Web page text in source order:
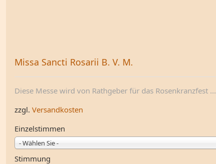
Missa Sancti Rosarii B. V. M.
Diese Messe wird von Rathgeber für das Rosenkranzfest ...
zzgl. Versandkosten
Einzelstimmen
- Wählen Sie -
Stimmung